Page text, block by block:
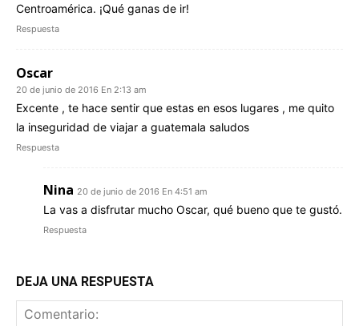
Centroamérica. ¡Qué ganas de ir!
Respuesta
Oscar
20 de junio de 2016 En 2:13 am
Excente , te hace sentir que estas en esos lugares , me quito
la inseguridad de viajar a guatemala saludos
Respuesta
Nina 20 de junio de 2016 En 4:51 am
La vas a disfrutar mucho Oscar, qué bueno que te gustó.
Respuesta
DEJA UNA RESPUESTA